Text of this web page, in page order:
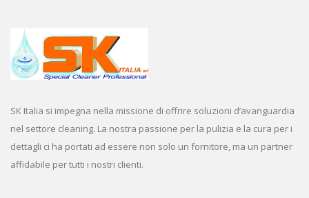
SK Italia si impegna nella missione di offrire soluzioni d’avanguardia
nel settore cleaning. La nostra passione per la pulizia e la cura per i
dettagli ci ha portati ad essere non solo un fornitore, ma un partner
affidabile per tutti i nostri clienti.